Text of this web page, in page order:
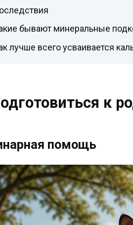
бывают минеральные
лучше всего усваивается
к
помощь